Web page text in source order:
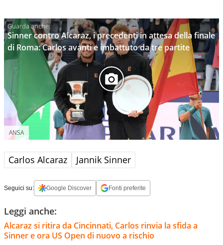
Sinner contro Alcaraz, i precedenti in attesa della finale
di Roma: Carlos avanti e imbattuto da tre partite
ANSA
Carlos Alcaraz Jannik Sinner
Seguici su: Google Discover Fonti preferite
Leggi anche:
Alcaraz si ritira da Cincinnati, Carlos rinvia la sfida a
Sinner e ora US Open di nuovo a rischio